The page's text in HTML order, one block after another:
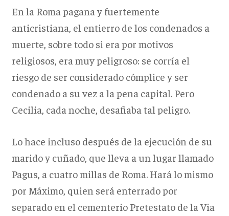
En la Roma pagana y fuertemente
anticristiana, el entierro de los condenados a
muerte, sobre todo si era por motivos
religiosos, era muy peligroso: se corría el
riesgo de ser considerado cómplice y ser
condenado a su vez a la pena capital. Pero
Cecilia, cada noche, desafiaba tal peligro.
Lo hace incluso después de la ejecución de su
marido y cuñado, que lleva a un lugar llamado
Pagus, a cuatro millas de Roma. Hará lo mismo
por Máximo, quien será enterrado por
separado en el cementerio Pretestato de la Via